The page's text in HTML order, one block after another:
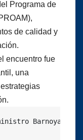
Programa de
de calidad y
encuentro fue
una
Barnoya